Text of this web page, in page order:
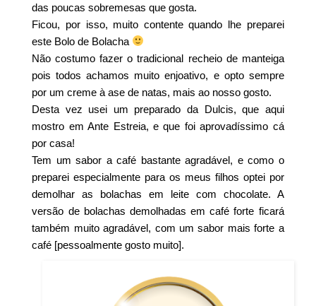
das poucas sobremesas que gosta.
Ficou, por isso, muito contente quando lhe preparei
este Bolo de Bolacha
Não costumo fazer o tradicional recheio de manteiga
pois todos achamos muito enjoativo, e opto sempre
por um creme à ase de natas, mais ao nosso gosto.
Desta vez usei um preparado da Dulcis, que aqui
mostro em Ante Estreia, e que foi aprovadíssimo cá
por casa!
Tem um sabor a café bastante agradável, e como o
preparei especialmente para os meus filhos optei por
demolhar as bolachas em leite com chocolate. A
versão de bolachas demolhadas em café forte ficará
também muito agradável, com um sabor mais forte a
café [pessoalmente gosto muito].